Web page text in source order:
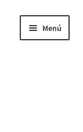
Menú